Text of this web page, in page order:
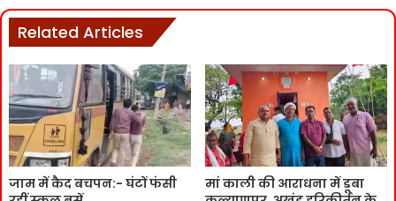
Related Articles
जाम में कैद बचपन:- घंटों फंसी
मां काली की आराधना में डूबा